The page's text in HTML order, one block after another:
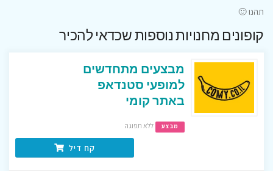
תהנו 🙂
קופונים מחנויות נוספות שכדאי להכיר
מבצעים מתחדשים
למופעי סטנדאפ
באתר קומי
מבצע ללא תפוגה
קח דיל